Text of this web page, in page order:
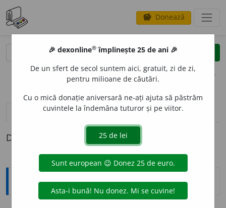
savings Donează
clear
opțiuni
definiții (1) pronunțievolume_up (4)
Definiția cu ID-ul 393335:
Explicative DEX
🎉 dexonline® împlinește 25 de ani 🎉
De un sfert de secol suntem aici, gratuit, zi de zi,
pentru milioane de căutări.
Cu o mică donație aniversară ne-ați ajuta să păstrăm
cuvintele la îndemâna tuturor și pe viitor.